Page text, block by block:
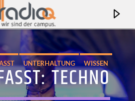
UNTERHALTUNG WISSEN
TECHNO